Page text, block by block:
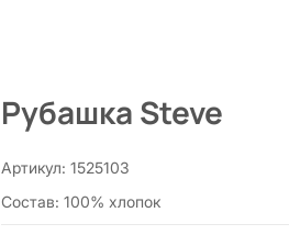
Рубашка Steve
Артикул: 1525103
Состав: 100% хлопок